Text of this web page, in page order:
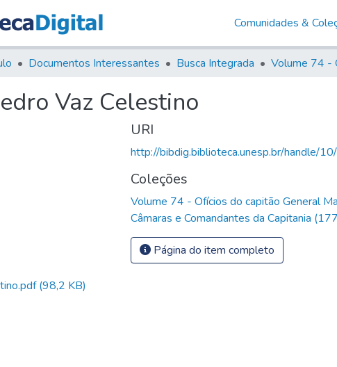
Comunidades &
Documentos Interessantes Busca Integrada
Vaz Celestino
(98,2 KB)
URI
http://bibdig.biblioteca.unesp.br/handle/
Coleções
Volume 74 - Ofícios do capitão General
Câmaras e Comandantes da Capitania
Página do item completo